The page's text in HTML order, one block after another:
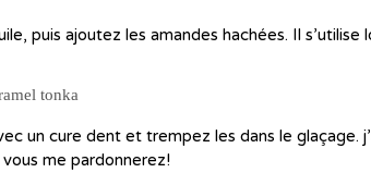
puis ajoutez les amandes hachées. Il s’utilise
un cure dent et trempez les dans le glaçage.
me pardonnerez!